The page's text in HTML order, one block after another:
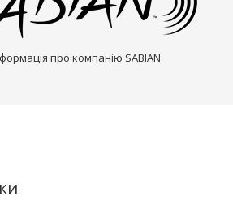
про компанію SABIAN